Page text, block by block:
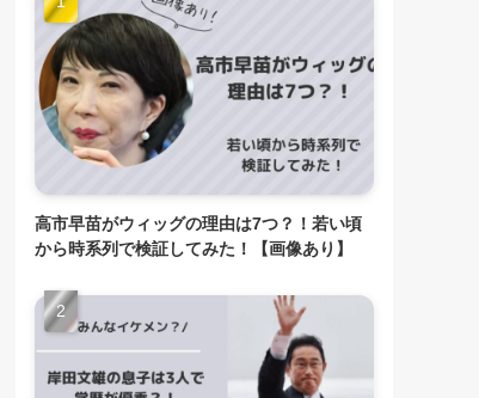
高市早苗がウィッグの理由は7つ？！若い頃
から時系列で検証してみた！【画像あり】